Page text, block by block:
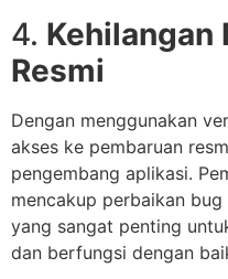
4. Kehilangan
Resmi
Dengan menggunakan
akses ke pembaruan
pengembang aplikasi.
mencakup perbaikan
yang sangat penting
dan berfungsi dengan